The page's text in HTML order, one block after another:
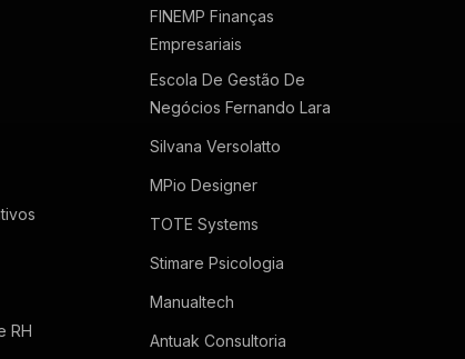
RH
FINEMP Finanças
Empresariais
Escola De Gestão De
Negócios Fernando Lara
Silvana Versolatto
MPio Designer
TOTE Systems
Stimare Psicologia
Manualtech
Antuak Consultoria